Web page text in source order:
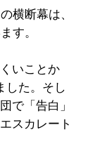
横断幕は、
す。
いことか
した。そし
で「告白」
スカレート